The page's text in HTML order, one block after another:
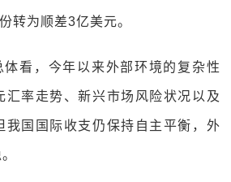
转为顺差3亿美元。
体看，今年以来外部环境的复杂性
汇率走势、新兴市场风险状况以及
我国国际收支仍保持自主平衡，外